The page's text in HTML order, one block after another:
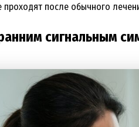
проходят после обычного
сигнальным